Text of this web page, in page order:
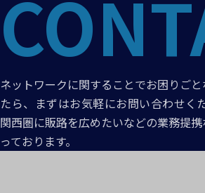
ネットワークに関することでお困りご
たら、まずはお気軽にお問い合わせく
関西圏に販路を広めたいなどの業務提
っております。